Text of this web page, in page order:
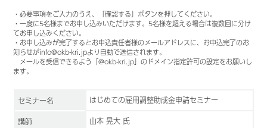
・必要事項をご入力のうえ、「確認する」ボタンを押してください。
・一度に5名様までお申し込みいただけます。5名様を超える場合は複数回に分け
てお申し込みください。
・お申し込みが完了するとお申込責任者様のメールアドレスに、お申込完了のお
知らせがinfo@okb-kri.jpより自動で送信されます。
メールを受信できるよう「@okb-kri.jp」のドメイン指定許可の設定をお願いし
ます。
セミナー名
はじめての雇用調整助成金申請セミナー
講師
山本 晃大 氏